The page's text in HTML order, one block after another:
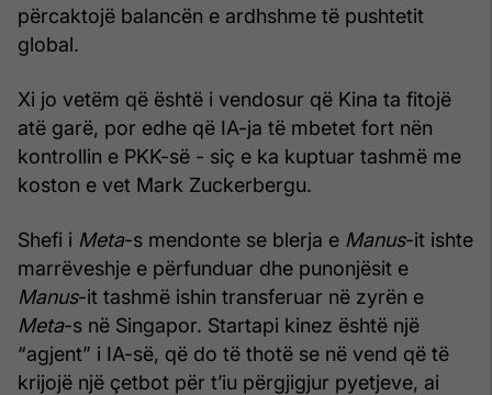
përcaktojë balancën e ardhshme të pushtetit
global.
Xi jo vetëm që është i vendosur që Kina ta fitojë
atë garë, por edhe që IA-ja të mbetet fort nën
kontrollin e PKK-së - siç e ka kuptuar tashmë me
koston e vet Mark Zuckerbergu.
Shefi i Meta-s mendonte se blerja e Manus-it ishte
marrëveshje e përfunduar dhe punonjësit e
Manus-it tashmë ishin transferuar në zyrën e
Meta-s në Singapor. Startapi kinez është një
“agjent” i IA-së, që do të thotë se në vend që të
krijojë një çetbot për t’iu përgjigjur pyetjeve, ai